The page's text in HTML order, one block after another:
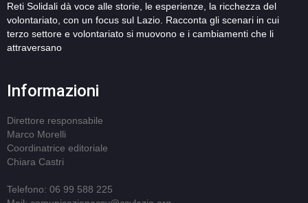
Reti Solidali dà voce alle storie, le esperienze, la ricchezza del
volontariato, con un focus sul Lazio. Racconta gli scenari in cui
terzo settore e volontariato si muovono e i cambiamenti che li
attraversano
Informazioni
Direttore responsabile
Marco Morelli
Coordinatrice editoriale
Chiara Castri
Telefono: 06 99 588 225